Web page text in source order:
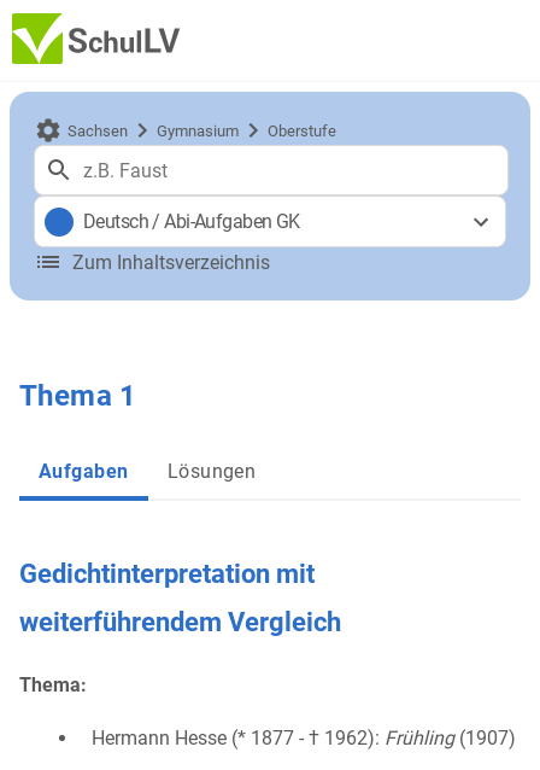
Sachsen Gymnasium Oberstufe
Deutsch/ Abi-Aufgaben GK
Zum Inhaltsverzeichnis
Thema 1
Aufgaben Lösungen
Gedichtinterpretation mit
weiterführendem Vergleich
Thema:
Hermann Hesse (* 1877 - † 1962): Frühling(1907)